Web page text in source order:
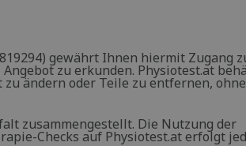
gewährt Ihnen hiermit Zugang
zu erkunden. Physiotest.at
ändern oder Teile zu entfernen, ohne
zusammengestellt. Die Nutzung der
Checks auf Physiotest.at erfolgt